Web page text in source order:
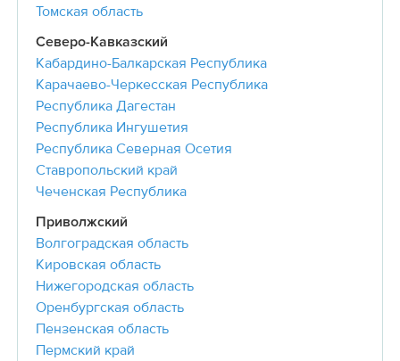
Томская область
Северо-Кавказский
Кабардино-Балкарская Республика
Карачаево-Черкесская Республика
Республика Дагестан
Республика Ингушетия
Республика Северная Осетия
Ставропольский край
Чеченская Республика
Приволжский
Волгоградская область
Кировская область
Нижегородская область
Оренбургская область
Пензенская область
Пермский край